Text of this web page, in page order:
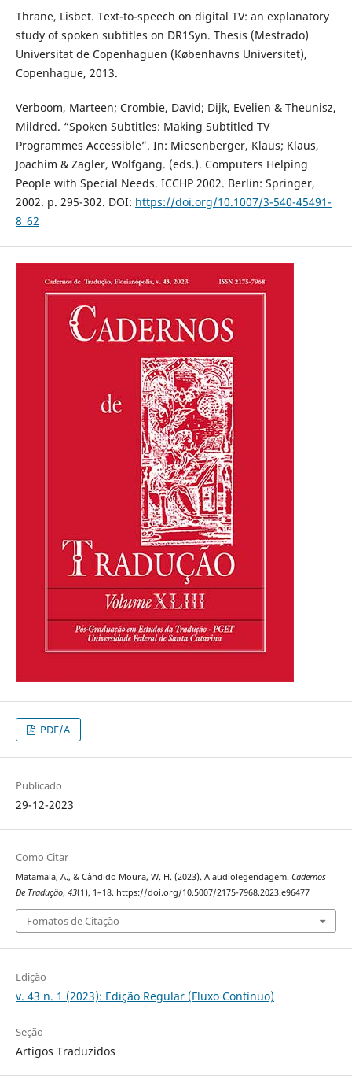
Thrane, Lisbet. Text-to-speech on digital TV: an explanatory
study of spoken subtitles on DR1Syn. Thesis (Mestrado)
Universitat de Copenhaguen (Københavns Universitet),
Copenhague, 2013.
Verboom, Marteen; Crombie, David; Dijk, Evelien & Theunisz,
Mildred. “Spoken Subtitles: Making Subtitled TV
Programmes Accessible”. In: Miesenberger, Klaus; Klaus,
Joachim & Zagler, Wolfgang. (eds.). Computers Helping
People with Special Needs. ICCHP 2002. Berlin: Springer,
2002. p. 295-302. DOI: https://doi.org/10.1007/3-540-45491-
8_62
PDF/A
Publicado
29-12-2023
Como Citar
Matamala, A., & Cândido Moura, W. H. (2023). A audiolegendagem. Cadernos
De Tradução, 43(1), 1–18. https://doi.org/10.5007/2175-7968.2023.e96477
Fomatos de Citação
Edição
v. 43 n. 1 (2023): Edição Regular (Fluxo Contínuo)
Seção
Artigos Traduzidos